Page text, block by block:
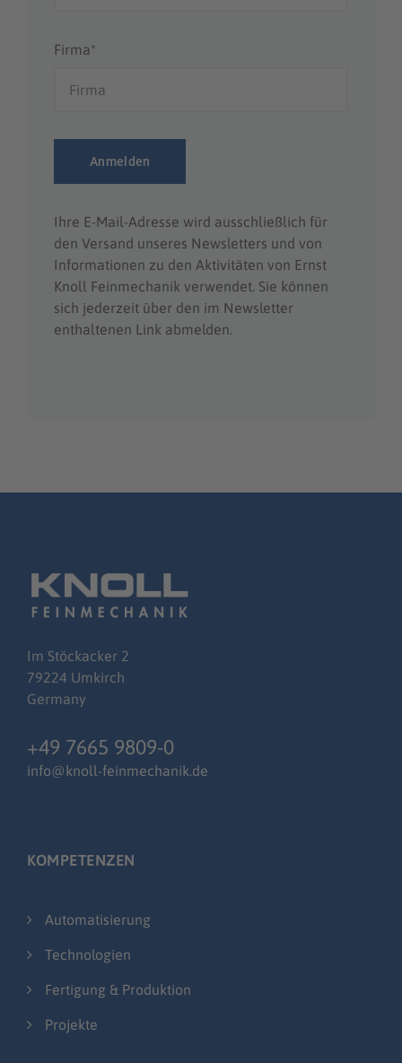
Firma*
Ihre E-Mail-Adresse wird ausschließlich für
den Versand unseres Newsletters und von
Informationen zu den Aktivitäten von Ernst
Knoll Feinmechanik verwendet. Sie können
sich jederzeit über den im Newsletter
enthaltenen Link abmelden.
Im Stöckacker 2
79224 Umkirch
Germany
+49 7665 9809-0
info@knoll-feinmechanik.de
KOMPETENZEN
Automatisierung
Technologien
Fertigung & Produktion
Projekte